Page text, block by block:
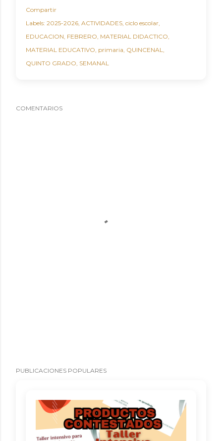
Compartir
Labels: 2025-2026 ACTIVIDADES ciclo escolar
EDUCACION FEBRERO MATERIAL DIDACTICO
MATERIAL EDUCATIVO primaria QUINCENAL
QUINTO GRADO SEMANAL
COMENTARIOS
PUBLICACIONES POPULARES